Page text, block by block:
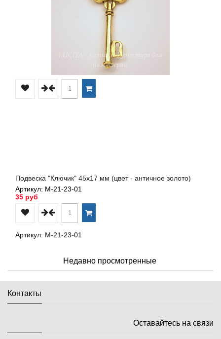
Подвеска "Ключик" 45х17 мм (цвет - античное золото)
Артикул: М-21-23-01
35 руб
Артикул: М-21-23-01
Недавно просмотренные
Контакты
Оставайтесь на связи